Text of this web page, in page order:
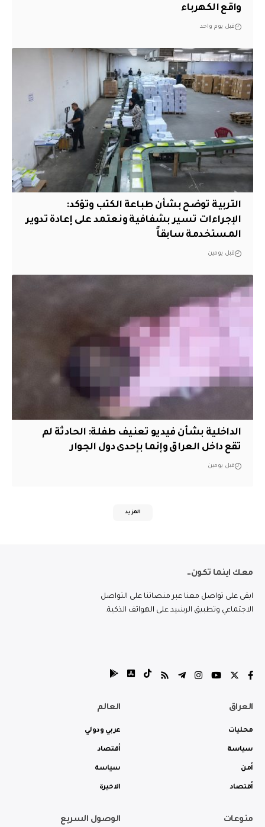
واقع الكهرباء
قبل يوم واحد
التربية توضح بشأن طباعة الكتب وتؤكد:
الإجراءات تسير بشفافية ونعتمد على إعادة تدوير
المستخدمة سابقاً
قبل يومين
الداخلية بشأن فيديو تعنيف طفلة: الحادثة لم
تقع داخل العراق وإنما بإحدى دول الجوار
قبل يومين
المزيد
معك اينما تكون..
ابقى على تواصل معنا عبر منصاتنا على التواصل
الاجتماعي وتطبيق الرشيد على الهواتف الذكية.
العراق
محليات
سياسة
أمن
أقتصاد
العالم
عربي ودولي
أقتصاد
سياسة
الاخيرة
منوعات الوصول السريع